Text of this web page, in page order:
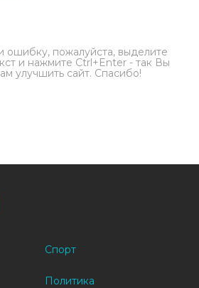
ошибку, пожалуйста, выделите
и нажмите Ctrl+Enter - так Вы
улучшить сайт. Спасибо!
Спорт
Политика